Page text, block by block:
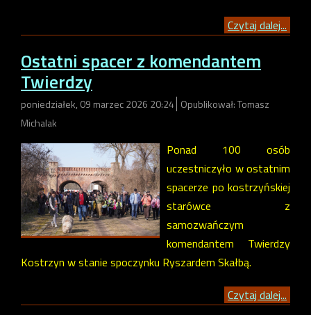
Czytaj dalej...
Ostatni spacer z komendantem
Twierdzy
poniedziałek, 09 marzec 2026 20:24 Opublikował: Tomasz
Michalak
Ponad 100 osób
uczestniczyło w ostatnim
spacerze po kostrzyńskiej
starówce z
samozwańczym
komendantem Twierdzy
Kostrzyn w stanie spoczynku Ryszardem Skałbą.
Czytaj dalej...